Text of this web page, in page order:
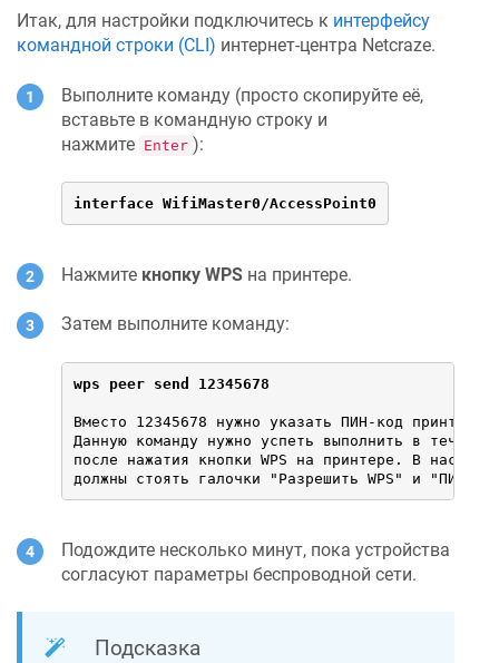
Итак, для настройки подключитесь к интерфейсу
командной строки (CLI) интернет-центра Netcraze.
Выполните команду (просто скопируйте её,
вставьте в командную строку и
нажмите Enter ):
interface WifiMaster0/AccessPoint0
Нажмите кнопку WPS на принтере.
Затем выполните команду:
wps peer send 12345678
Вместо 12345678 нужно указать ПИН-код принтера.
Данную команду нужно успеть выполнить в
после нажатия кнопки WPS на принтере. В
должны стоять галочки "Разрешить WPS" и "ПИН-
Подождите несколько минут, пока устройства
согласуют параметры беспроводной сети.
Подсказка